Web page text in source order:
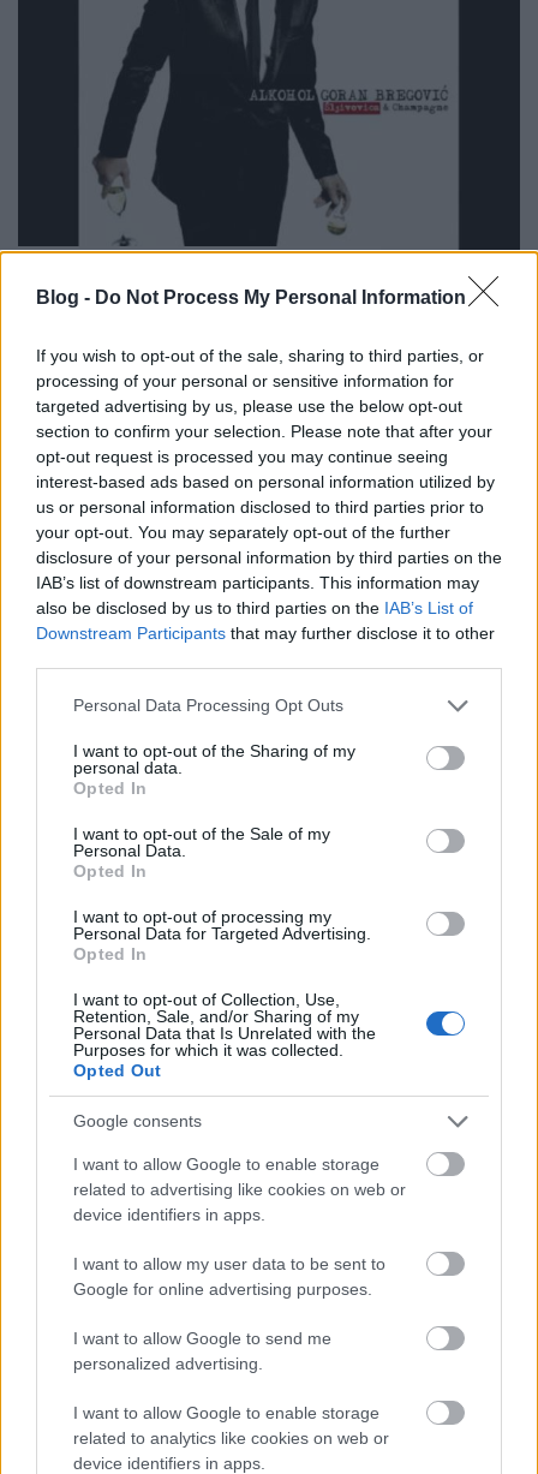
Blog - Do Not Process My Personal Information
If you wish to opt-out of the sale, sharing to third parties, or
processing of your personal or sensitive information for
targeted advertising by us, please use the below opt-out
section to confirm your selection. Please note that after your
opt-out request is processed you may continue seeing
interest-based ads based on personal information utilized by
us or personal information disclosed to third parties prior to
your opt-out. You may separately opt-out of the further
disclosure of your personal information by third parties on the
IAB’s list of downstream participants. This information may
also be disclosed by us to third parties on the IAB’s List of
Downstream Participants that may further disclose it to other
Please note that this website/app uses one or more Google
not limited to your visit or usage behaviour. You may click to
grant or deny consent to Google and its third-party tags to
use your data for below specified purposes in below Google
consent section.
Personal Data Processing Opt Outs
I want to opt-out of the Sharing of my
personal data.
Opted In
I want to opt-out of the Sale of my
Personal Data.
Opted In
I want to opt-out of processing my
Personal Data for Targeted Advertising.
Opted In
I want to opt-out of Collection, Use,
Retention, Sale, and/or Sharing of my
Personal Data that Is Unrelated with the
Purposes for which it was collected.
Opted Out
Google consents
I want to allow Google to enable storage
related to advertising like cookies on web or
device identifiers in apps.
I want to allow my user data to be sent to
Google for online advertising purposes.
I want to allow Google to send me
personalized advertising.
I want to allow Google to enable storage
related to analytics like cookies on web or
device identifiers in apps.
Nagyszínpadán
Idén sem hagy minket izgalmas szláv produkciók
nélkül a Sziget Világzenei Nagyszínpada. Már
mutatjuk is. Mi pedig idén sem hagyjuk olvasóinkat
beszámolók, interjúk nélkül. Goran Bregovic
Wedding And Funeral Band (augusztus 12.,
szombat, 21.30) Goran Bregovic szerb és horvát
szülők házasságából…
"Szar nevet adnak tisztességes
zenének!"
szlavtextus•2016. augusztus 17.
Leánykérés, esküvő, temetés, balkáni fanfárvihar,
multikulti, marxizmus, tinédzserek, végül
Kalasnyikov, Johnny Cash helyett pedig Johnny
Gotovina. Most akkor azt kell elképzelni, hogy egy
bevallottan temetésekre (is) tervezett
zenészgárdával, és…